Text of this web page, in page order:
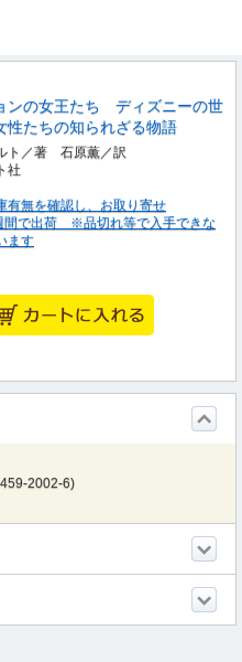
ンの女王たち ディズニーの世
性たちの知られざる物語
ト／著 石原薫／訳
社
有無を確認し、お取り寄せ
間で出荷 ※品切れ等で入手できな
ます
2002-6)